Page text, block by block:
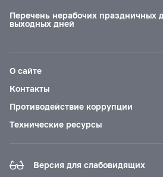
Перечень нерабочих праздничных
выходных дней
О сайте
Контакты
Противодействие коррупции
Технические ресурсы
Версия для слабовидящих